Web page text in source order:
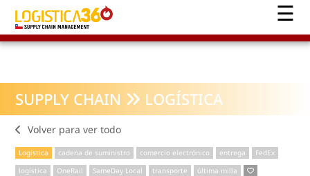
SUPPLY CHAIN LOGÍSTICA
Volver para ver todo
Logística cadena de suministro comercio electrónico entrega
FedEx
logística
OneRail SameDay Local transporte última milla